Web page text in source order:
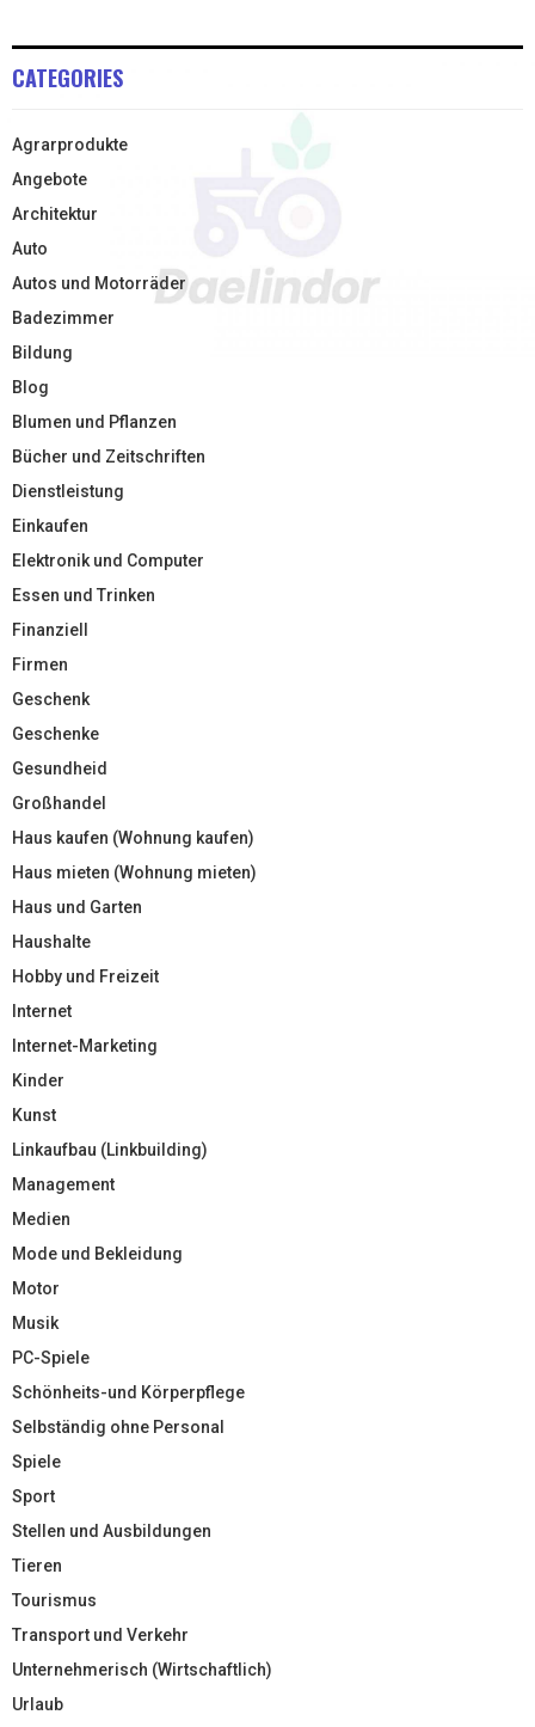
CATEGORIES
Agrarprodukte
Angebote
Architektur
Auto
Autos und Motorräder
Badezimmer
Bildung
Blog
Blumen und Pflanzen
Bücher und Zeitschriften
Dienstleistung
Einkaufen
Elektronik und Computer
Essen und Trinken
Finanziell
Firmen
Geschenk
Geschenke
Gesundheid
Großhandel
Haus kaufen (Wohnung kaufen)
Haus mieten (Wohnung mieten)
Haus und Garten
Haushalte
Hobby und Freizeit
Internet
Internet-Marketing
Kinder
Kunst
Linkaufbau (Linkbuilding)
Management
Medien
Mode und Bekleidung
Motor
Musik
PC-Spiele
Schönheits-und Körperpflege
Selbständig ohne Personal
Spiele
Sport
Stellen und Ausbildungen
Tieren
Tourismus
Transport und Verkehr
Unternehmerisch (Wirtschaftlich)
Urlaub